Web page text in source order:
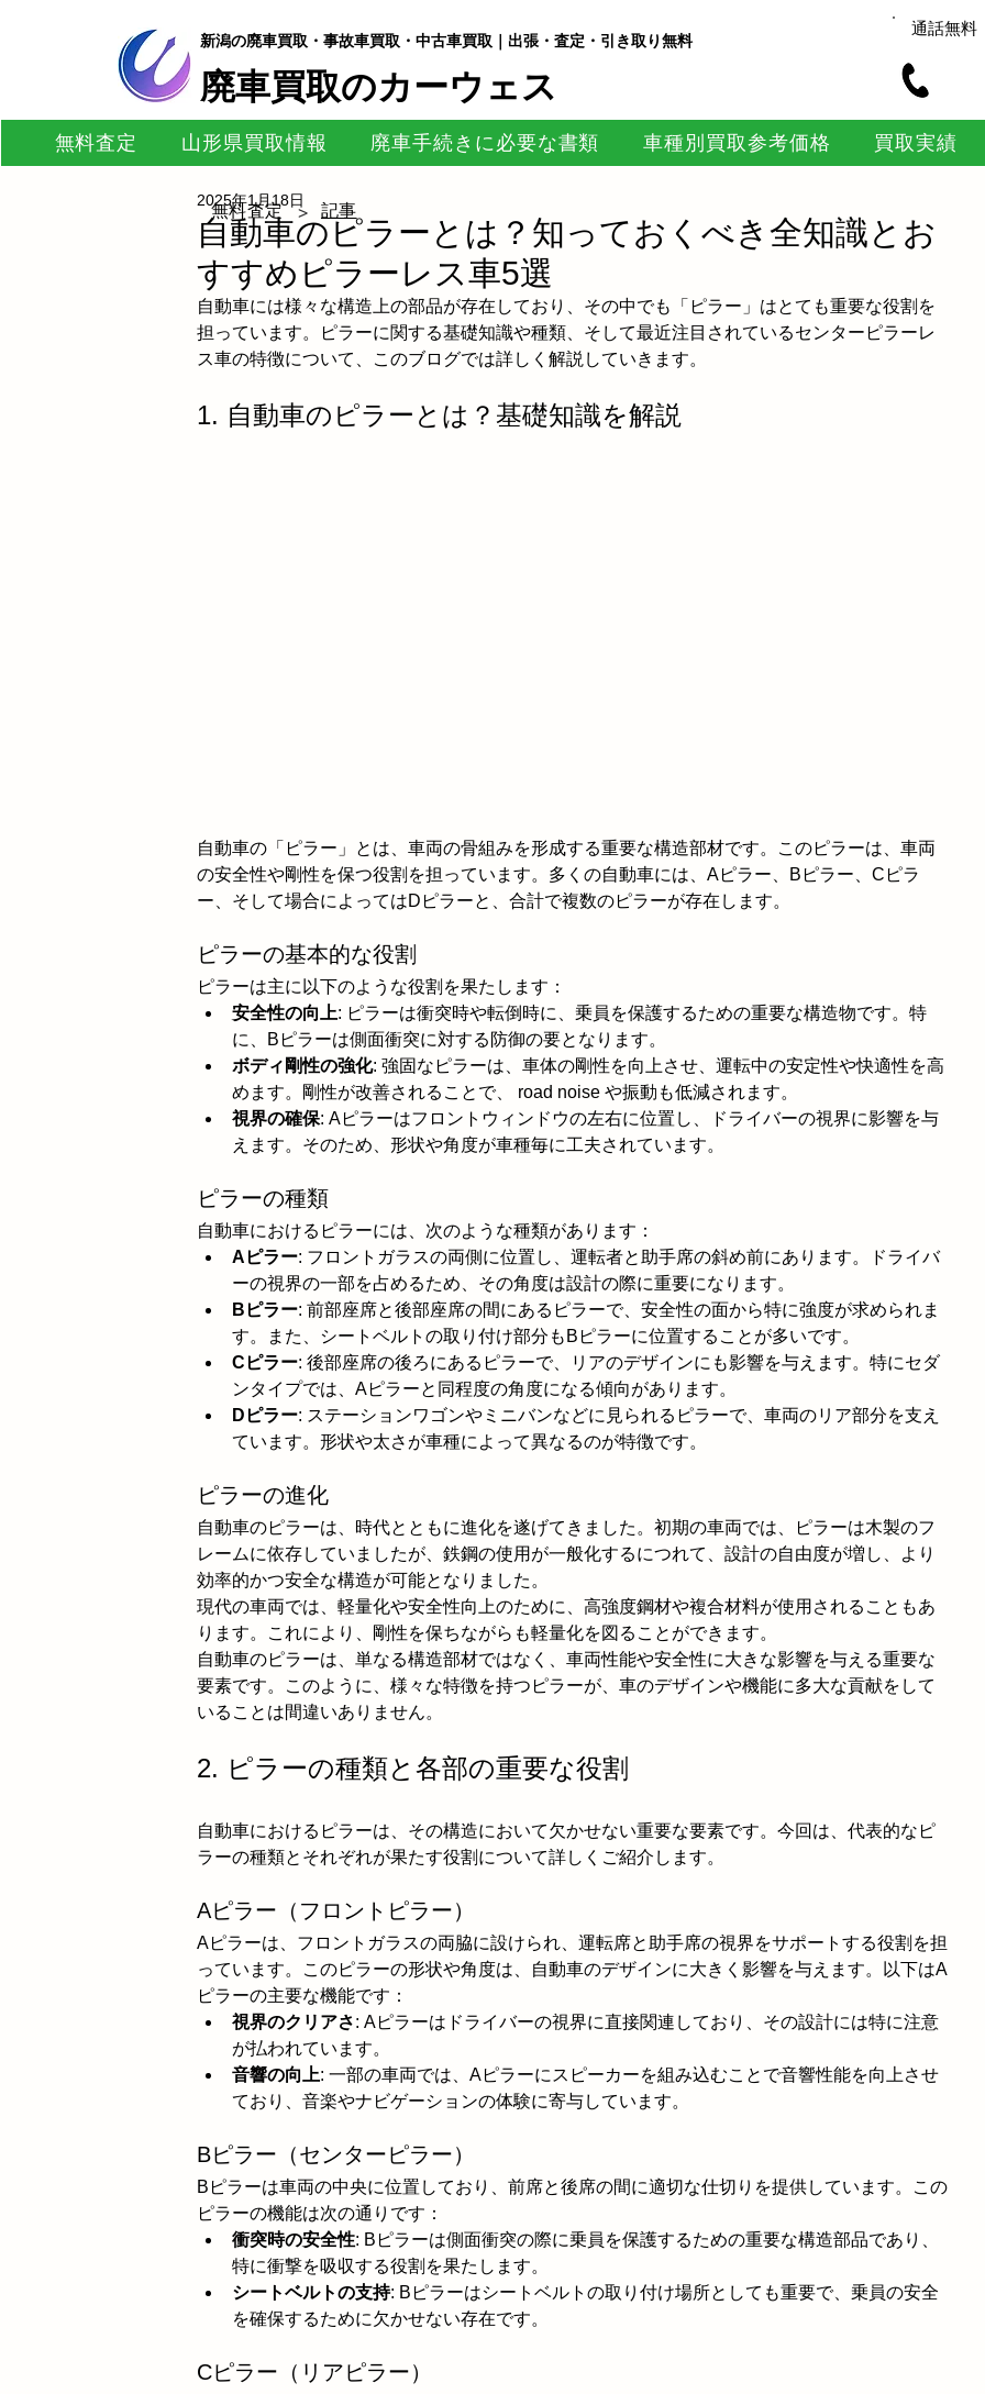
新潟の廃車買取・事故車買取・中古車買取｜出張・査定・引き取り無料
​廃車買取のカーウェス
通話無料
無料査定 山形県買取情報 廃車手続きに必要な書類 車種別買取参考価格 買取実績
自動車のピラーとは？知っておくべき全知識とお
すすめピラーレス車5選
2025年1月18日
自動車には様々な構造上の部品が存在しており、その中でも「ピラー」はとても重要な役割を
担っています。ピラーに関する基礎知識や種類、そして最近注目されているセンターピラーレ
ス車の特徴について、このブログでは詳しく解説していきます。
1. 自動車のピラーとは？基礎知識を解説
自動車の「ピラー」とは、車両の骨組みを形成する重要な構造部材です。このピラーは、車両
の安全性や剛性を保つ役割を担っています。多くの自動車には、Aピラー、Bピラー、Cピラ
ー、そして場合によってはDピラーと、合計で複数のピラーが存在します。
ピラーの基本的な役割
ピラーは主に以下のような役割を果たします：
安全性の向上: ピラーは衝突時や転倒時に、乗員を保護するための重要な構造物です。特
に、Bピラーは側面衝突に対する防御の要となります。
ボディ剛性の強化: 強固なピラーは、車体の剛性を向上させ、運転中の安定性や快適性を高
めます。剛性が改善されることで、 road noise や振動も低減されます。
視界の確保: Aピラーはフロントウィンドウの左右に位置し、ドライバーの視界に影響を与
えます。そのため、形状や角度が車種毎に工夫されています。
ピラーの種類
自動車におけるピラーには、次のような種類があります：
Aピラー: フロントガラスの両側に位置し、運転者と助手席の斜め前にあります。ドライバ
ーの視界の一部を占めるため、その角度は設計の際に重要になります。
Bピラー: 前部座席と後部座席の間にあるピラーで、安全性の面から特に強度が求められま
す。また、シートベルトの取り付け部分もBピラーに位置することが多いです。
Cピラー: 後部座席の後ろにあるピラーで、リアのデザインにも影響を与えます。特にセダ
ンタイプでは、Aピラーと同程度の角度になる傾向があります。
Dピラー: ステーションワゴンやミニバンなどに見られるピラーで、車両のリア部分を支え
ています。形状や太さが車種によって異なるのが特徴です。
ピラーの進化
自動車のピラーは、時代とともに進化を遂げてきました。初期の車両では、ピラーは木製のフ
レームに依存していましたが、鉄鋼の使用が一般化するにつれて、設計の自由度が増し、より
効率的かつ安全な構造が可能となりました。
現代の車両では、軽量化や安全性向上のために、高強度鋼材や複合材料が使用されることもあ
ります。これにより、剛性を保ちながらも軽量化を図ることができます。
自動車のピラーは、単なる構造部材ではなく、車両性能や安全性に大きな影響を与える重要な
要素です。このように、様々な特徴を持つピラーが、車のデザインや機能に多大な貢献をして
いることは間違いありません。
2. ピラーの種類と各部の重要な役割
自動車におけるピラーは、その構造において欠かせない重要な要素です。今回は、代表的なピ
ラーの種類とそれぞれが果たす役割について詳しくご紹介します。
Aピラー（フロントピラー）
Aピラーは、フロントガラスの両脇に設けられ、運転席と助手席の視界をサポートする役割を担
っています。このピラーの形状や角度は、自動車のデザインに大きく影響を与えます。以下はA
ピラーの主要な機能です：
視界のクリアさ: Aピラーはドライバーの視界に直接関連しており、その設計には特に注意
が払われています。
音響の向上: 一部の車両では、Aピラーにスピーカーを組み込むことで音響性能を向上させ
ており、音楽やナビゲーションの体験に寄与しています。
Bピラー（センターピラー）
Bピラーは車両の中央に位置しており、前席と後席の間に適切な仕切りを提供しています。この
ピラーの機能は次の通りです：
衝突時の安全性: Bピラーは側面衝突の際に乗員を保護するための重要な構造部品であり、
特に衝撃を吸収する役割を果たします。
シートベルトの支持: Bピラーはシートベルトの取り付け場所としても重要で、乗員の安全
を確保するために欠かせない存在です。
Cピラー（リアピラー）
無料査定 > 記事